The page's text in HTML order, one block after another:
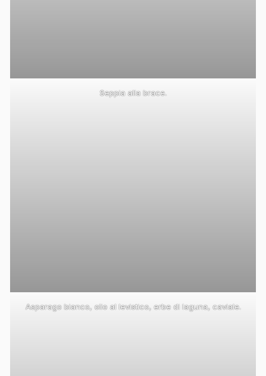
Seppia alla brace.
Asparago bianco, olio al levistico, erbe di laguna, caviale.